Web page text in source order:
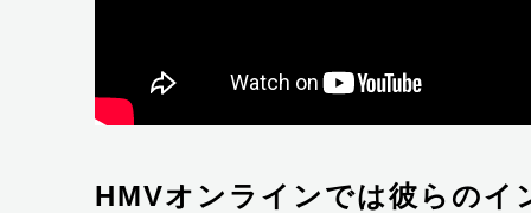
HMVオンラインでは彼らのイ